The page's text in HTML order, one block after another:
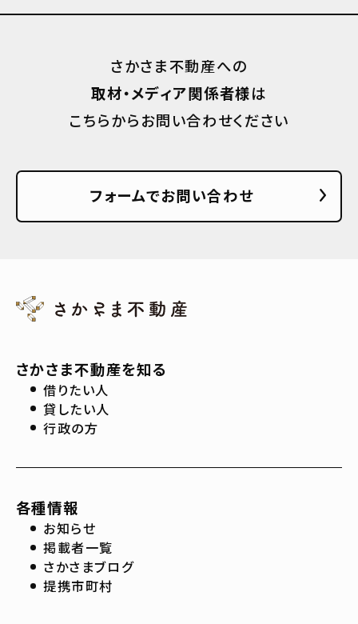
さかさま不動産への
取材・メディア関係者様は
こちらからお問い合わせください
フォームでお問い合わせ
さかさま不動産を知る
借りたい人
貸したい人
行政の方
各種情報
お知らせ
掲載者一覧
さかさまブログ
提携市町村